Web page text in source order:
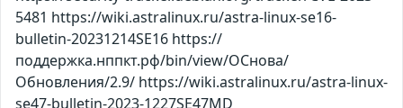
5481 https://wiki.astralinux.ru/astra-linux-se16-
bulletin-20231214SE16 https://
поддержка.нппкт.рф/bin/view/ОСнова/
Обновления/2.9/ https://wiki.astralinux.ru/astra-linux-
se47-bulletin-2023-1227SE47MD